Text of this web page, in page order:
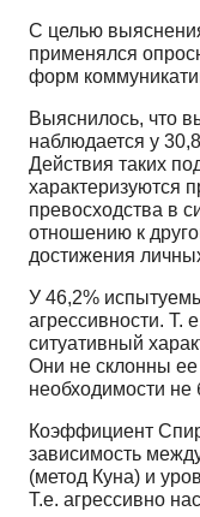
С целью
применялся
форм
Выяснилось, что
наблюдается у
Действия таких
характеризуются
превосходства в
отношению к
достижения
У 46,2%
агрессивности. Т.
ситуативный
Они не склонны
необходимости не
Коэффициент
зависимость
(метод Куна) и
Т.е. агрессивно